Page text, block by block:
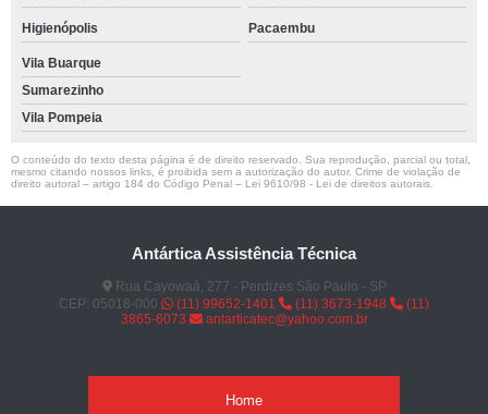
Higienópolis Pacaembu
Vila Buarque
Sumarezinho
Vila Pompeia
O conteúdo do texto desta página é de direito reservado. Sua reprodução, parcial ou total,
mesmo citando nossos links, é proibida sem a autorização do autor. Crime de violação de
direito autoral – artigo 184 do Código Penal – Lei 9610/98 - Lei de direitos autorais
Antártica Assistência Técnica
Rua Cayowaá, 277 - Perdizes São Paulo - SP
CEP: 05018-000
(11) 99652-1401 (11) 3673-1948
(11)
3865-6073
antarticatec@yahoo.com.br
Home